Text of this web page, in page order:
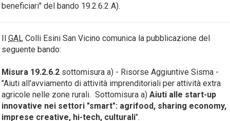
beneficiari" del bando 19.2.6.2 A).
Il GAL Colli Esini San Vicino comunica la pubblicazione del
seguente bando:
Misura 19.2.6.2 sottomisura a) - Risorse Aggiuntive Sisma -
"Aiuti all'avviamento di attività imprenditoriali per attività extra
agricole nelle zone rurali. Sottomisura a) Aiuti alle start-up
innovative nei settori "smart": agrifood, sharing economy,
imprese creative, hi-tech, culturali".